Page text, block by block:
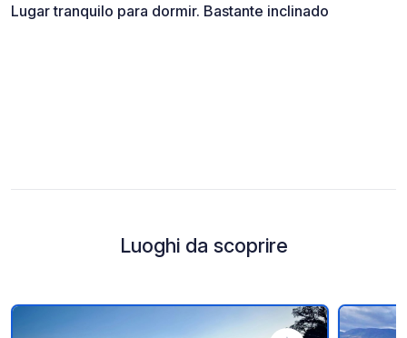
Lugar tranquilo para dormir. Bastante inclinado
Luoghi da scoprire